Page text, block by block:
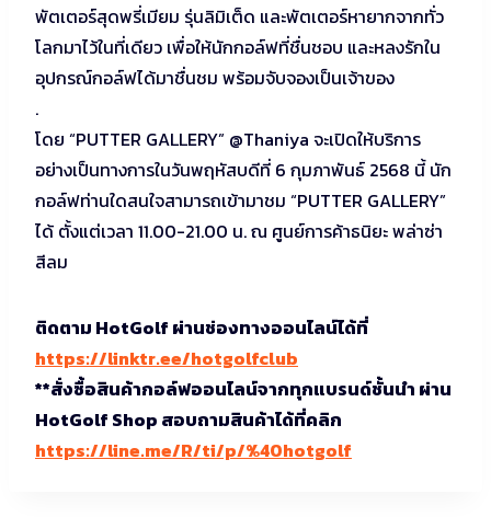
พัตเตอร์สุดพรี่เมียม รุ่นลิมิเต็ด และพัตเตอร์หายากจากทั่ว
โลกมาไว้ในที่เดียว เพื่อให้นักกอล์ฟที่ชื่นชอบ และหลงรักใน
อุปกรณ์กอล์ฟได้มาชื่นชม พร้อมจับจองเป็นเจ้าของ
.
โดย “PUTTER GALLERY” @Thaniya จะเปิดให้บริการ
อย่างเป็นทางการในวันพฤหัสบดีที่ 6 กุมภาพันธ์ 2568 นี้ นัก
กอล์ฟท่านใดสนใจสามารถเข้ามาชม “PUTTER GALLERY”
ได้ ตั้งแต่เวลา 11.00-21.00 น. ณ ศูนย์การค้าธนิยะ พล่าซ่า
สีลม
ติดตาม HotGolf ผ่านช่องทางออนไลน์ได้ที่
https://linktr.ee/hotgolfclub
**สั่งซื้อสินค้ากอล์ฟออนไลน์จากทุกแบรนด์ชั้นนำ ผ่าน
HotGolf Shop สอบถามสินค้าได้ที่คลิก
https://line.me/R/ti/p/%40hotgolf